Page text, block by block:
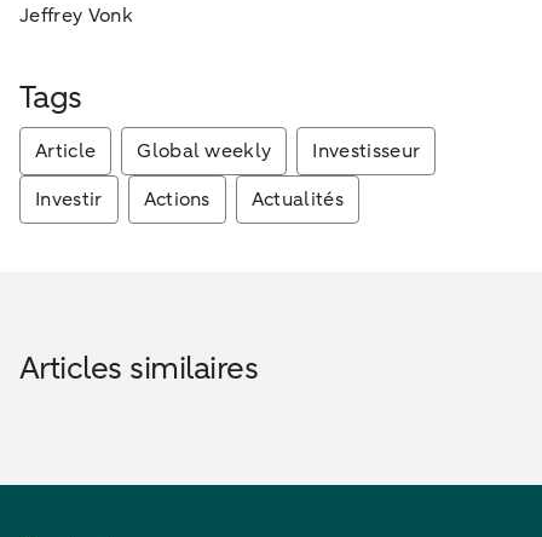
Jeffrey Vonk
Tags
Article Global weekly
Investisseur
Investir
Actions Actualités
Articles similaires